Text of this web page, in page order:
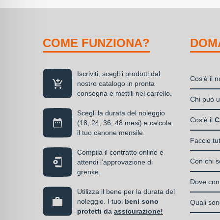
COME FUNZIONA?
Iscriviti, scegli i prodotti dal
nostro catalogo in pronta
consegna e mettili nel carrello.
Scegli la durata del noleggio
(18, 24, 36, 48 mesi) e calcola
il tuo canone mensile.
Compila il contratto online e
attendi l’approvazione di
grenke.
Utilizza il bene per la durata del
noleggio. I tuoi beni sono
protetti da assicurazione!
Cos’è il
Il
alla
di un
Chi può
Enti
I privati
Cos’è il
Il Care
Italia
Faccio
Si, puoi
Con chi
Il
Dove
Una
Quali